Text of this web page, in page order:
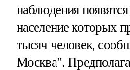
наблюдения
население которых
тысяч человек,
Москва".